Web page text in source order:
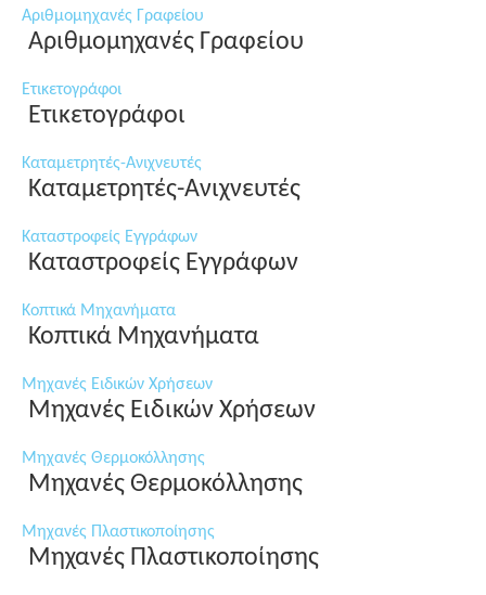
Αριθμομηχανές Γραφείου
Αριθμομηχανές Γραφείου
Ετικετογράφοι
Ετικετογράφοι
Καταμετρητές-Ανιχνευτές
Καταμετρητές-Ανιχνευτές
Καταστροφείς Εγγράφων
Καταστροφείς Εγγράφων
Κοπτικά Μηχανήματα
Κοπτικά Μηχανήματα
Μηχανές Ειδικών Χρήσεων
Μηχανές Ειδικών Χρήσεων
Μηχανές Θερμοκόλλησης
Μηχανές Θερμοκόλλησης
Μηχανές Πλαστικοποίησης
Μηχανές Πλαστικοποίησης